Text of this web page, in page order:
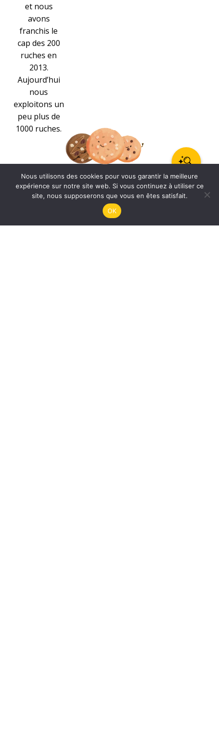
et nous
avons
franchis le
cap des 200
ruches en
2013.
Aujourd’hui
nous
exploitons un
peu plus de
1000 ruches.
0
Nous utilisons des cookies pour vous garantir la meilleure
expérience sur notre site web. Si vous continuez à utiliser ce
site, nous supposerons que vous en êtes satisfait.
OK